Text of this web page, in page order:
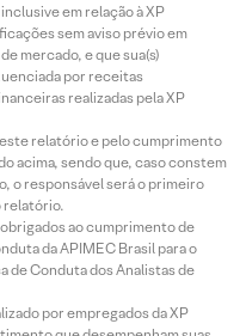
em relação à XP
sem aviso prévio em
mercado, e que sua(s)
por receitas
realizadas pela XP
relatório e pelo cumprimento
acima, sendo que, caso constem
o responsável será o primeiro
relatório.
ao cumprimento de
da APIMEC Brasil para o
de Conduta dos Analistas de
por empregados da XP